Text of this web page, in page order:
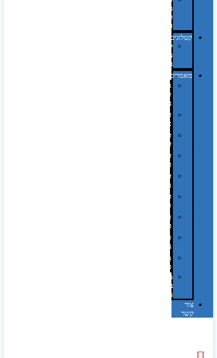
מחשב
וציוד
היקפי
קטלוגים
קטלוג
מוצרי
נייר
מאמרים
גימורים
והשבחות
בדפוס
דפוס
אופסט
דפוס
דיגיטלי
דפוס
טמפון
דפוס
משי
דפוס
סובלימציה
הדפס
פרוצס
חריטה
בלייזר
מהו
פנטון?
מיתוג
באמצעות
מדבקות
צור
קשר